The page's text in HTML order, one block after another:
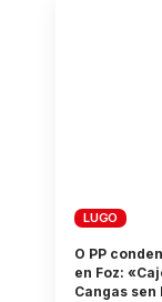
LUGO
O PP
en Foz:
Cangas sen